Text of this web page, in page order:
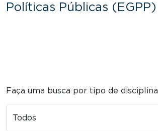
Políticas Públicas (EGPP)
Faça uma busca por tipo de disciplina